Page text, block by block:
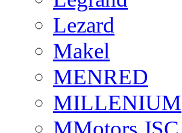
Lezard
Makel
MENRED
MILLENIUM